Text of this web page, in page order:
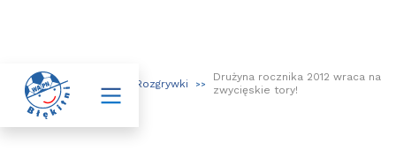
>> Aktualności Rozgrywki >>
Drużyna rocznika 2012 wraca na
zwycięskie tory!